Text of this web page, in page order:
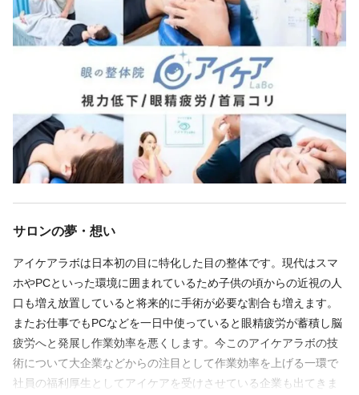
サロンの夢・想い
アイケアラボは日本初の目に特化した目の整体です。現代はスマ
ホやPCといった環境に囲まれているため子供の頃からの近視の人
口も増え放置していると将来的に手術が必要な割合も増えます。
またお仕事でもPCなどを一日中使っていると眼精疲労が蓄積し脳
疲労へと発展し作業効率を悪くします。今このアイケアラボの技
術について大企業などからの注目として作業効率を上げる一環で
社員の福利厚生としてアイケアを受けさせている企業も出てきま